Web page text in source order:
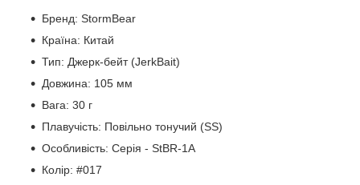
Бренд: StormBear
Країна: Китай
Тип: Джерк-бейт (JerkBait)
Довжина: 105 мм
Вага: 30 г
Плавучість: Повільно тонучий (SS)
Особливість: Серія - StBR-1A
Колір: #017